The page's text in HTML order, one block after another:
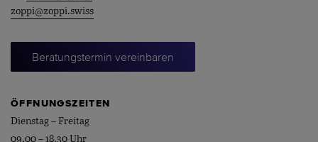
zoppi@zoppi.swiss
Beratungstermin vereinbaren
ÖFFNUNGSZEITEN
Dienstag – Freitag
09.00 – 18.30 Uhr